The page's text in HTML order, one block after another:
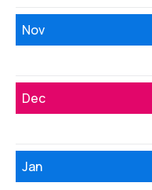
Nov
Dec
Jan